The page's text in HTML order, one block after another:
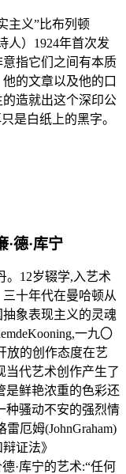
主义”比布列顿
人）1924年首次发
指它们之间有本质
的文章以及他的口
造就出这个深印公
是白纸上的黑字。
·德·库宁
。12岁辍学,入艺术
十年代在曼哈顿从
象表现主义的灵魂
一九〇
放的创作态度在艺
当代艺术创作产生了
是鲜艳浓重的色彩还
种骚动不安的强烈情
厄姆(JohnGraham)
证法》
·库宁的艺术:“任何